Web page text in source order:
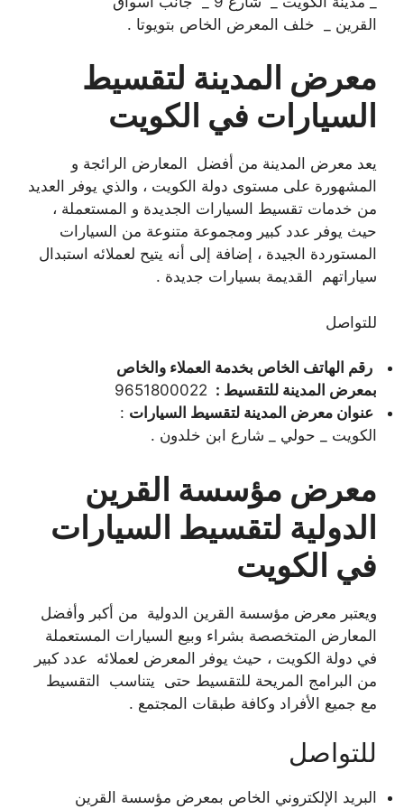
القرين _ خلف المعرض الخاص بتويوتا .
معرض المدينة لتقسيط
السيارات في الكويت
يعد معرض المدينة من أفضل المعارض الرائجة و
المشهورة على مستوى دولة الكويت ، والذي يوفر العديد
من خدمات تقسيط السيارات الجديدة و المستعملة ،
حيث يوفر عدد كبير ومجموعة متنوعة من السيارات
المستوردة الجيدة ، إضافة إلى أنه يتيح لعملائه استبدال
سياراتهم القديمة بسيارات جديدة .
للتواصل
رقم الهاتف الخاص بخدمة العملاء والخاص
بمعرض المدينة للتقسيط :
عنوان معرض المدينة لتقسيط السيارات :
الكويت _ حولي _ شارع ابن خلدون .
معرض مؤسسة القرين
الدولية لتقسيط السيارات
في الكويت
ويعتبر معرض مؤسسة القرين الدولية من أكبر وأفضل
المعارض المتخصصة بشراء وبيع السيارات المستعملة
في دولة الكويت ، حيث يوفر المعرض لعملائه عدد كبير
من البرامج المريحة للتقسيط حتى يتناسب التقسيط
مع جميع الأفراد وكافة طبقات المجتمع .
للتواصل
البريد الإلكتروني الخاص بمعرض مؤسسة القرين